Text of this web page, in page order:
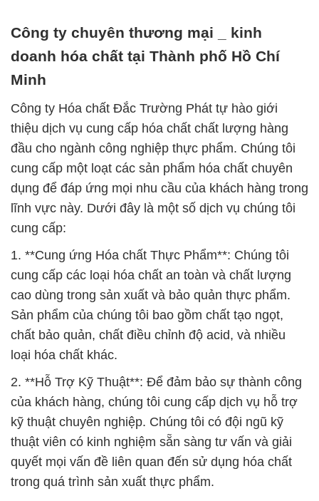
Công ty chuyên thương mại _ kinh
doanh hóa chất tại Thành phố Hồ Chí
Minh
Công ty Hóa chất Đắc Trường Phát tự hào giới
thiệu dịch vụ cung cấp hóa chất chất lượng hàng
đầu cho ngành công nghiệp thực phẩm. Chúng tôi
cung cấp một loạt các sản phẩm hóa chất chuyên
dụng để đáp ứng mọi nhu cầu của khách hàng trong
lĩnh vực này. Dưới đây là một số dịch vụ chúng tôi
cung cấp:
1. **Cung ứng Hóa chất Thực Phẩm**: Chúng tôi
cung cấp các loại hóa chất an toàn và chất lượng
cao dùng trong sản xuất và bảo quản thực phẩm.
Sản phẩm của chúng tôi bao gồm chất tạo ngọt,
chất bảo quản, chất điều chỉnh độ acid, và nhiều
loại hóa chất khác.
2. **Hỗ Trợ Kỹ Thuật**: Để đảm bảo sự thành công
của khách hàng, chúng tôi cung cấp dịch vụ hỗ trợ
kỹ thuật chuyên nghiệp. Chúng tôi có đội ngũ kỹ
thuật viên có kinh nghiệm sẵn sàng tư vấn và giải
quyết mọi vấn đề liên quan đến sử dụng hóa chất
trong quá trình sản xuất thực phẩm.